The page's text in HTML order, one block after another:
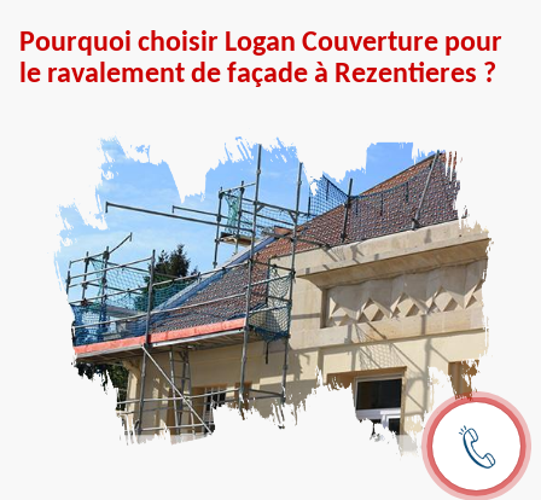
Pourquoi choisir Logan Couverture pour
le ravalement de façade à Rezentieres ?